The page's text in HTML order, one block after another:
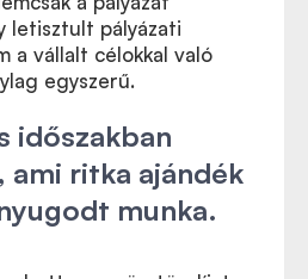
letisztult pályázati
a vállalt célokkal való
egyszerű.
időszakban
ami ritka ajándék
munka.